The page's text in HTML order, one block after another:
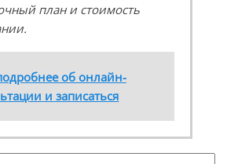
план и стоимость
об онлайн-
и записаться